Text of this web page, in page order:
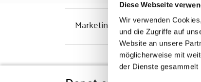
Diese Webseite
Wir verwenden
und die Zugriffe auf
Website an unsere
möglicherweise mit
der Dienste gesammelt
Marketinghinweis